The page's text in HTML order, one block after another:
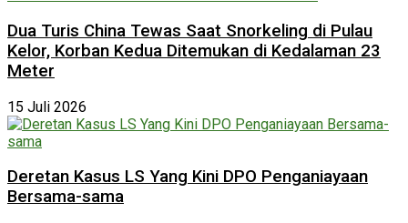
Dua Turis China Tewas Saat Snorkeling di Pulau
Kelor, Korban Kedua Ditemukan di Kedalaman 23
Meter
15 Juli 2026
Deretan Kasus LS Yang Kini DPO Penganiayaan
Bersama-sama